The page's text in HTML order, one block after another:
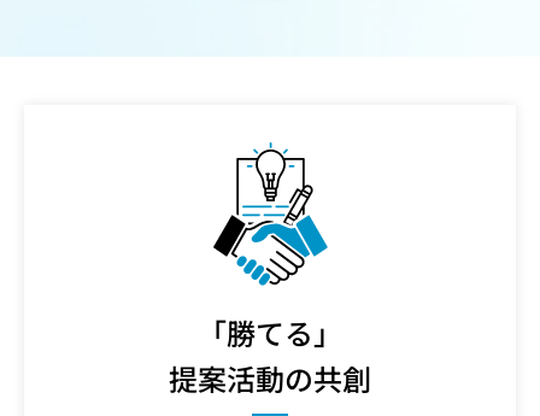
「勝てる」
提案活動の共創